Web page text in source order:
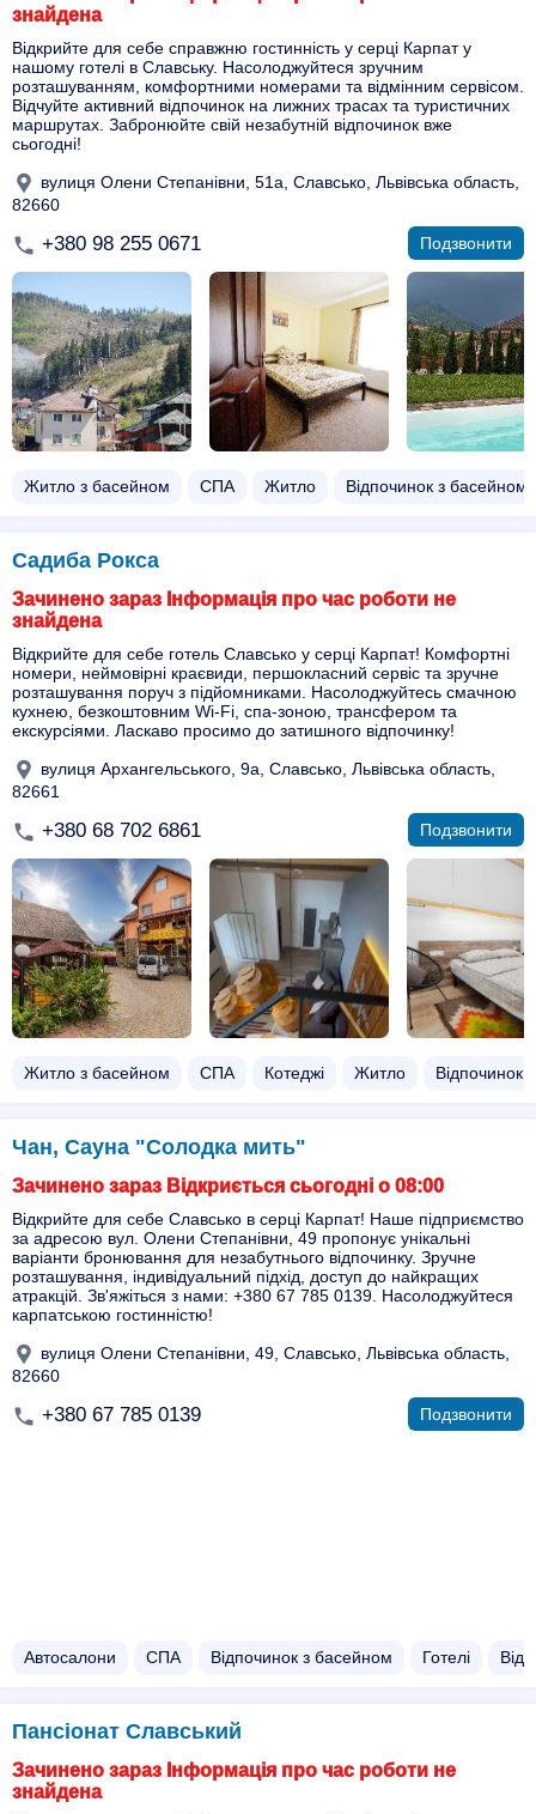
знайдена
Відкрийте для себе справжню гостинність у серці Карпат у
нашому готелі в Славську. Насолоджуйтеся зручним
розташуванням, комфортними номерами та відмінним сервісом.
Відчуйте активний відпочинок на лижних трасах та туристичних
маршрутах. Забронюйте свій незабутній відпочинок вже
сьогодні!
вулиця Олени Степанівни, 51а, Славсько, Львівська область,
82660
+380 98 255 0671 Подзвонити
Житло з басейном​ СПА Житло Відпочинок з басейном​
Садиба Рокса
Зачинено зараз Інформація про час роботи не
знайдена
Відкрийте для себе готель Славсько у серці Карпат! Комфортні
номери, неймовірні краєвиди, першокласний сервіс та зручне
розташування поруч з підйомниками. Насолоджуйтесь смачною
кухнею, безкоштовним Wi-Fi, спа-зоною, трансфером та
екскурсіями. Ласкаво просимо до затишного відпочинку!
вулиця Архангельського, 9а, Славсько, Львівська область,
82661
+380 68 702 6861 Подзвонити
Житло з басейном​ СПА Котеджі Житло Відпочинок
Чан, Сауна "Солодка мить"
Зачинено зараз Відкриється сьогодні о 08:00
Відкрийте для себе Славсько в серці Карпат! Наше підприємство
за адресою вул. Олени Степанівни, 49 пропонує унікальні
варіанти бронювання для незабутнього відпочинку. Зручне
розташування, індивідуальний підхід, доступ до найкращих
атракцій. Зв'яжіться з нами: +380 67 785 0139. Насолоджуйтеся
карпатською гостинністю!
вулиця Олени Степанівни, 49, Славсько, Львівська область,
82660
+380 67 785 0139 Подзвонити
Автосалони СПА Відпочинок з басейном​ Готелі
Пансіонат Славський
Зачинено зараз Інформація про час роботи не
знайдена